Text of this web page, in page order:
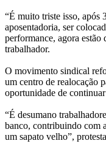
“É muito triste isso, após
aposentadoria, ser
performance, agora estão
trabalhador.
O movimento sindical
um centro de realocação
oportunidade de
“É desumano
banco, contribuindo com
um sapato velho”,